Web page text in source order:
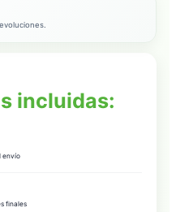
incluidas:
envío
finales